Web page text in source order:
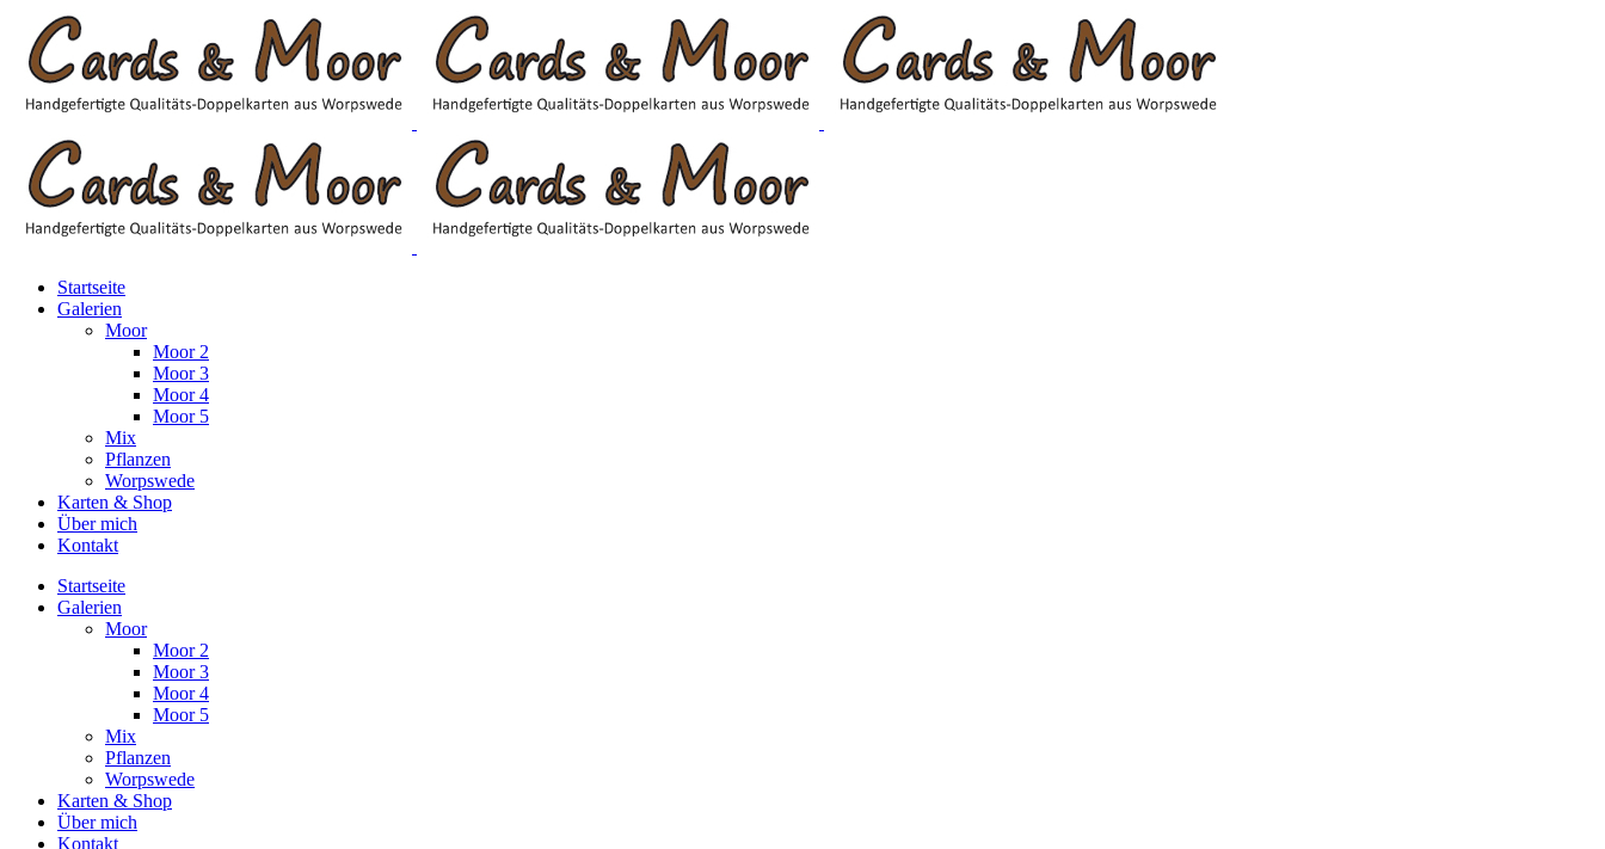
Startseite
Galerien
Moor
Moor 2
Moor 3
Moor 4
Moor 5
Mix
Pflanzen
Worpswede
Karten & Shop
Über mich
Kontakt
Startseite
Galerien
Moor
Moor 2
Moor 3
Moor 4
Moor 5
Mix
Pflanzen
Worpswede
Karten & Shop
Über mich
Kontakt